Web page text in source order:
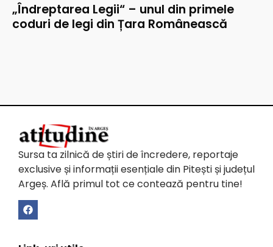
„Îndreptarea Legii“ – unul din primele
coduri de legi din Țara Românească
Sursa ta zilnică de știri de încredere, reportaje
exclusive și informații esențiale din Pitești și județul
Argeș. Află primul tot ce contează pentru tine!